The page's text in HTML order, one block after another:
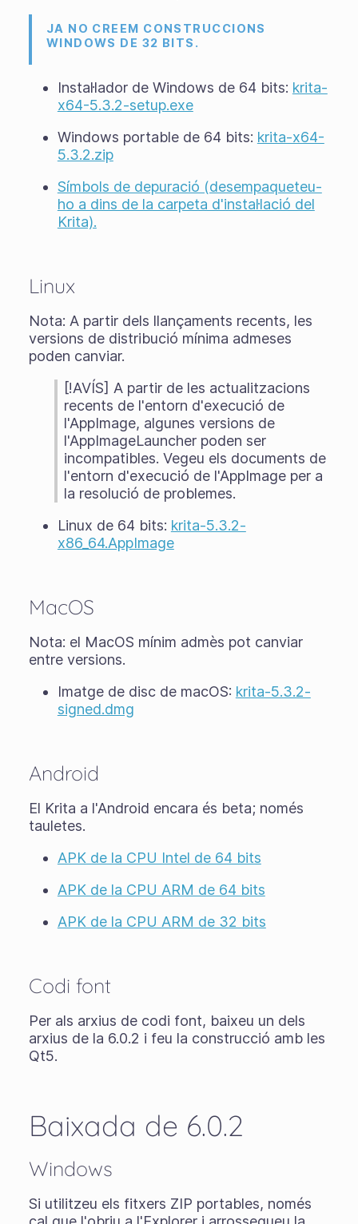
JA NO CREEM CONSTRUCCIONS
WINDOWS DE 32 BITS.
Instal·lador de Windows de 64 bits: krita-
x64-5.3.2-setup.exe
Windows portable de 64 bits: krita-x64-
5.3.2.zip
Símbols de depuració (desempaqueteu-
ho a dins de la carpeta d'instal·lació del
Krita).
Linux
Nota: A partir dels llançaments recents, les
versions de distribució mínima admeses
poden canviar.
[!AVÍS] A partir de les actualitzacions
recents de l'entorn d'execució de
l'AppImage, algunes versions de
l'AppImageLauncher poden ser
incompatibles. Vegeu els documents de
l'entorn d'execució de l'AppImage per a
la resolució de problemes.
Linux de 64 bits: krita-5.3.2-
x86_64.AppImage
MacOS
Nota: el MacOS mínim admès pot canviar
entre versions.
Imatge de disc de macOS: krita-5.3.2-
signed.dmg
Android
El Krita a l'Android encara és beta; només
tauletes.
APK de la CPU Intel de 64 bits
APK de la CPU ARM de 64 bits
APK de la CPU ARM de 32 bits
Codi font
Per als arxius de codi font, baixeu un dels
arxius de la 6.0.2 i feu la construcció amb les
Qt5.
Baixada de 6.0.2
Windows
Si utilitzeu els fitxers ZIP portables, només